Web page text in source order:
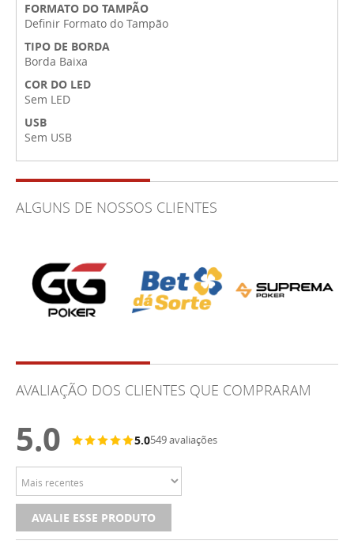
FORMATO DO TAMPÃO
Definir Formato do Tampão
TIPO DE BORDA
Borda Baixa
COR DO LED
Sem LED
USB
Sem USB
ALGUNS DE NOSSOS CLIENTES
AVALIAÇÃO DOS CLIENTES QUE COMPRARAM
5.0 5.0549 avaliações
AVALIE ESSE PRODUTO